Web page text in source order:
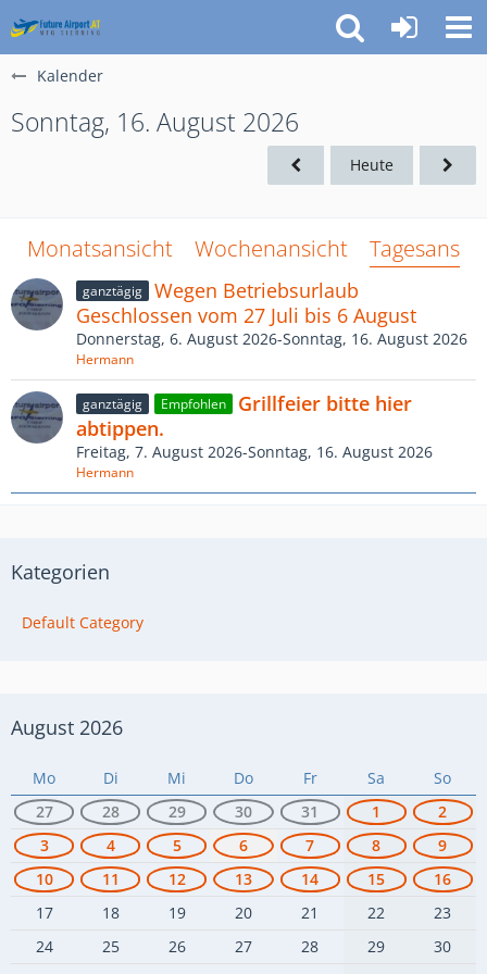
Kalender
Sonntag, 16. August 2026
Heute
Monatsansicht Wochenansicht
ganztägig
Wegen Betriebsurlaub
Geschlossen vom 27 Juli bis 6 August
Donnerstag, 6. August 2026-Sonntag, 16. August 2026
Hermann
ganztägig Empfohlen
Grillfeier bitte hier
abtippen.
Freitag, 7. August 2026-Sonntag, 16. August 2026
Hermann
Kategorien
Default Category
August 2026
Mo Di Mi Do Fr Sa
So
27
28 29 30 31 1
2
3
4 5 6 7 8
9
10
11 12 13 14 15
16
17
18 19 20 21 22
23
24
25 26 27 28 29
30